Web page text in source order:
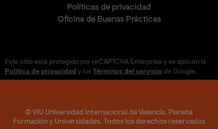
Políticas de privacidad
Oficina de Buenas Prácticas
Este sitio está protegido por reCAPTCHA Enterprise y se aplican la
Política de privacidad y los Términos del servicio de Google.
© VIU Universidad Internacional de Valencia. Planeta
Formación y Universidades. Todos los derechos reservados